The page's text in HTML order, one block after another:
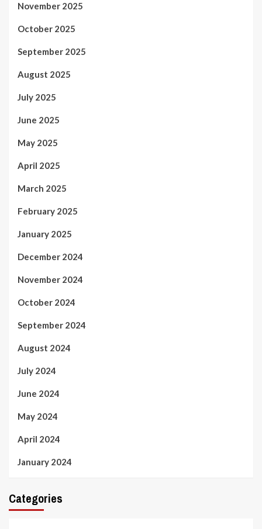
November 2025
October 2025
September 2025
August 2025
July 2025
June 2025
May 2025
April 2025
March 2025
February 2025
January 2025
December 2024
November 2024
October 2024
September 2024
August 2024
July 2024
June 2024
May 2024
April 2024
January 2024
Categories